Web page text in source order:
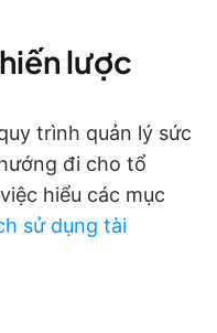
lược
trình quản lý sức
đi cho tổ
hiểu các mục
sử dụng tài